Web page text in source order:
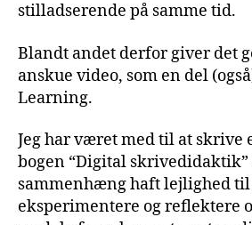
stilladserende på samme tid.
Blandt andet derfor giver det
anskue video, som en del
Learning.
Jeg har været med til at skrive
bogen “Digital skrivedidaktik”
sammenhæng haft lejlighed
eksperimentere og reflektere